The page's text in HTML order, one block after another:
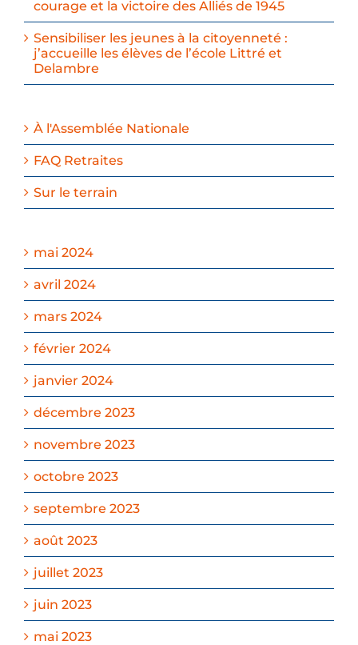
courage et la victoire des Alliés de 1945
Sensibiliser les jeunes à la citoyenneté :
j’accueille les élèves de l’école Littré et
Delambre
À l'Assemblée Nationale
FAQ Retraites
Sur le terrain
mai 2024
avril 2024
mars 2024
février 2024
janvier 2024
décembre 2023
novembre 2023
octobre 2023
septembre 2023
août 2023
juillet 2023
juin 2023
mai 2023